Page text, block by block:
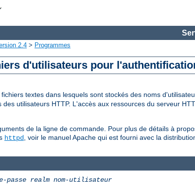
2.4 > Programmes
d'utilisateurs pour
textes dans lesquels sont stockés des noms
utilisateurs HTTP. L'accès aux ressources du serveur
de la ligne de commande. Pour plus de détails à
httpd, voir le manuel Apache qui est fourni avec la
passe realm nom-utilisateur